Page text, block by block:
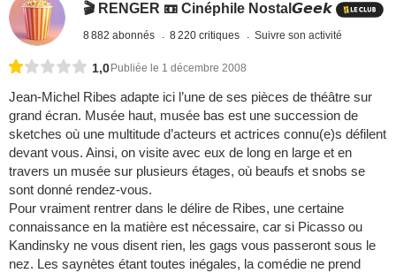
🎬 RENGER 📼 Cinéphile Nostal𝙂𝙚𝙚𝙠
8 882 abonnés 8 220 critiques Suivre son activité
1,0 Publiée le 1 décembre 2008
Jean-Michel Ribes adapte ici l’une de ses pièces de théâtre sur
grand écran. Musée haut, musée bas est une succession de
sketches où une multitude d’acteurs et actrices connu(e)s défilent
devant vous. Ainsi, on visite avec eux de long en large et en
travers un musée sur plusieurs étages, où beaufs et snobs se
sont donné rendez-vous.
Pour vraiment rentrer dans le délire de Ribes, une certaine
connaissance en la matière est nécessaire, car si Picasso ou
Kandinsky ne vous disent rien, les gags vous passeront sous le
nez. Les saynètes étant toutes inégales, la comédie ne prend